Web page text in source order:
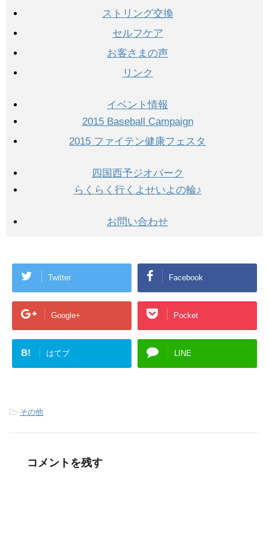
ストリング交換
セルフケア
お客さまの声
リンク
イベント情報
2015 Baseball Campaign
2015 ファイテン健康フェスタ
四国西予ジオパーク
らくらく行くよせいよの輪♪
お問い合わせ
Twitter Facebook
Google+ Pocket
B! はてブ LINE
-その他
コメントを残す